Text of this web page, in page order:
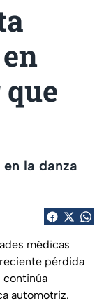
la danza
médicas
pérdida
continúa
automotriz.